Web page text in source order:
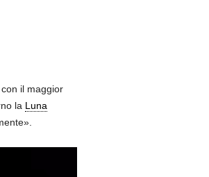
il maggior
la Luna